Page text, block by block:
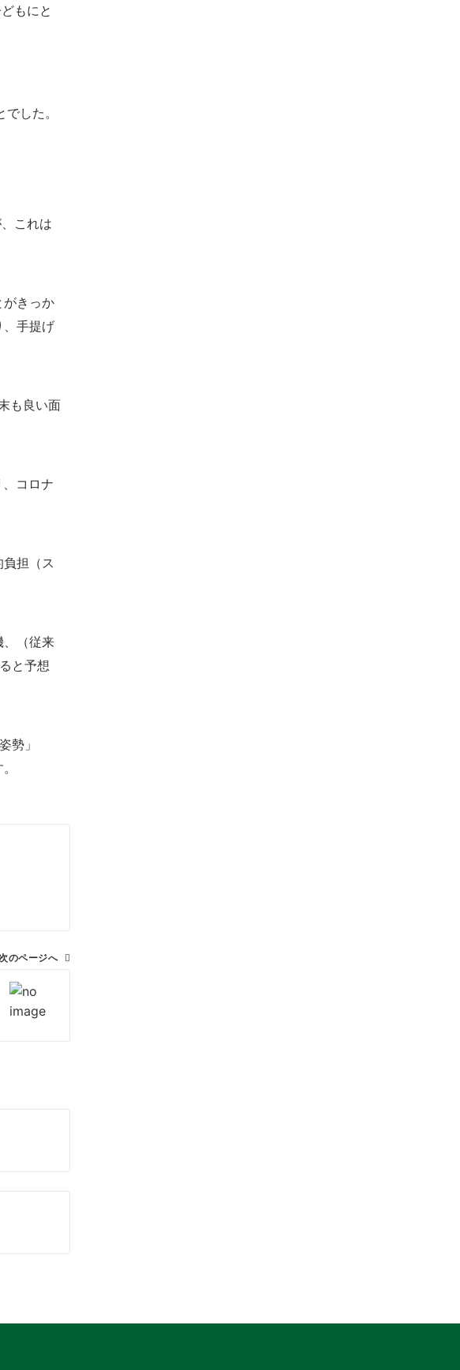
もにと
した。
これは
きっか
、手提げ
も良い面
コロナ
担（ス
（従来
と予想
勢」
のページへ